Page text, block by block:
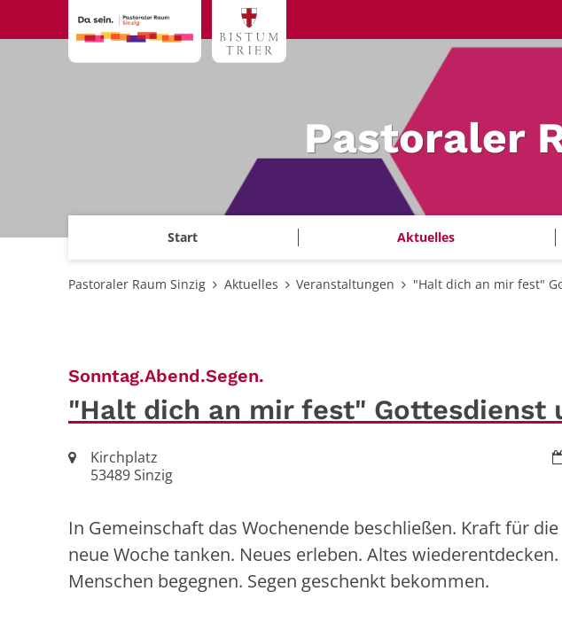
Pastoraler
Start Aktuelles
Pastoraler Raum Sinzig Aktuelles Veranstaltungen "Halt dich an mir fest"
Sonntag.Abend.Segen.
"Halt dich an mir fest" Gottesdienst
Ort:Kirchplatz
53489Sinzig
In Gemeinschaft das Wochenende beschließen. Kraft für die
neue Woche tanken. Neues erleben. Altes wiederentdecken.
Menschen begegnen. Segen geschenkt bekommen.